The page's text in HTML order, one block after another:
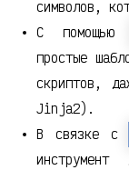
символов,
С помощью
простые
скриптов,
Jinja2).
В связке с